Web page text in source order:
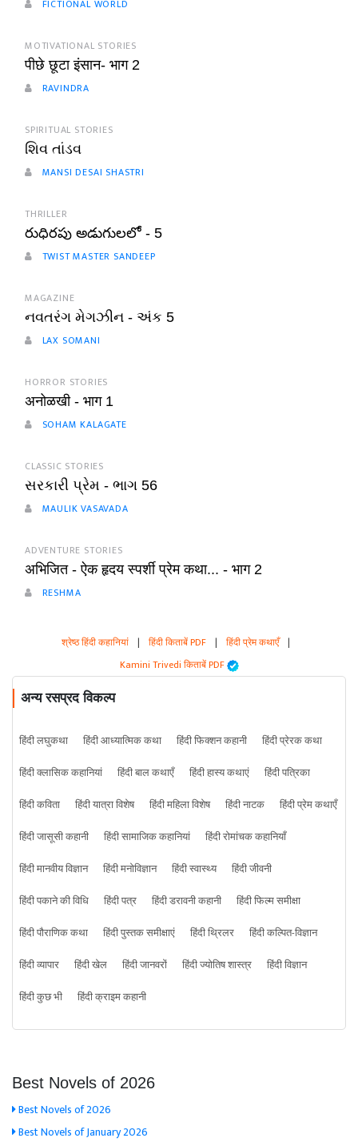
FICTIONAL WORLD
MOTIVATIONAL STORIES
पीछे छूटा इंसान- भाग 2
RAVINDRA
SPIRITUAL STORIES
શિવ તાંડવ
MANSI DESAI SHASTRI
THRILLER
రుధిరపు అడుగులలో - 5
TWIST MASTER SANDEEP
MAGAZINE
નવતરંગ મેગઝીન - અંક 5
LAX SOMANI
HORROR STORIES
अनोळखी - भाग 1
SOHAM KALAGATE
CLASSIC STORIES
સરકારી પ્રેમ - ભાગ 56
MAULIK VASAVADA
ADVENTURE STORIES
अभिजित - ऐक हृदय स्पर्शी प्रेम कथा... - भाग 2
RESHMA
श्रेष्ठ हिंदी कहानियां | हिंदी किताबें PDF | हिंदी प्रेम कथाएँ |
Kamini Trivedi किताबें PDF
अन्य रसप्रद विकल्प
हिंदी लघुकथा हिंदी आध्यात्मिक कथा हिंदी फिक्शन कहानी
हिंदी प्रेरक कथा
हिंदी क्लासिक कहानियां
हिंदी बाल कथाएँ हिंदी हास्य कथाएं
हिंदी पत्रिका
हिंदी कविता
हिंदी यात्रा विशेष हिंदी महिला विशेष हिंदी नाटक
हिंदी प्रेम कथाएँ
हिंदी जासूसी कहानी
हिंदी सामाजिक कहानियां
हिंदी रोमांचक कहानियाँ
हिंदी मानवीय विज्ञान
हिंदी मनोविज्ञान हिंदी स्वास्थ्य
हिंदी जीवनी
हिंदी पकाने की विधि
हिंदी पत्र हिंदी डरावनी कहानी
हिंदी फिल्म समीक्षा
हिंदी पौराणिक कथा
हिंदी पुस्तक समीक्षाएं हिंदी थ्रिलर
हिंदी कल्पित-विज्ञान
हिंदी व्यापार
हिंदी खेल हिंदी जानवरों हिंदी ज्योतिष शास्त्र
हिंदी विज्ञान
हिंदी कुछ भी
हिंदी क्राइम कहानी
Best Novels of 2026
Best Novels of 2026
Best Novels of January 2026